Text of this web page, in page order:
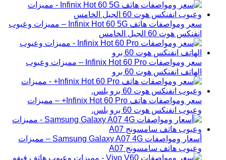
سعر ومواصفات هاتف Infinix Hot 60 5G – مميزات وعيوب
انفنكس هوت 60 الجيل الخامس
سعر ومواصفات Infinix Hot 60 Pro – مميزات وعيوب
الهاتف انفنكس هوت 60 برو
سعر ومواصفات هاتف Infinix Hot 60 Pro+ – مميزات
وعيوب انفنكس هوت 60 برو بلس.
أسعار ومواصفات Samsung Galaxy A07 4G – مميزات
وعيوب هاتف سامسونج A07